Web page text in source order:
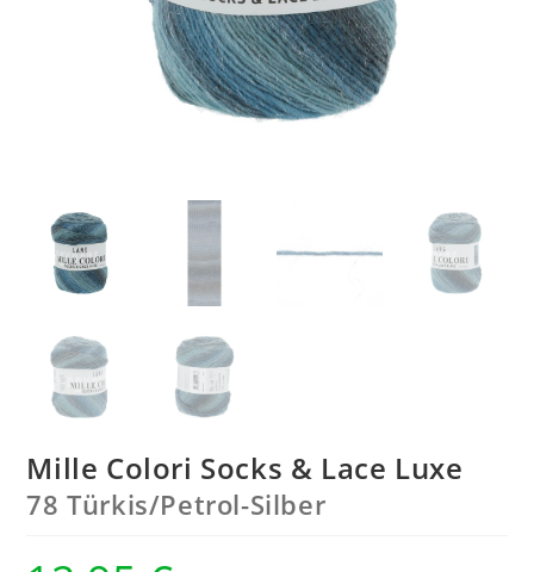
Mille Colori Socks & Lace Luxe
78 Türkis/Petrol-Silber